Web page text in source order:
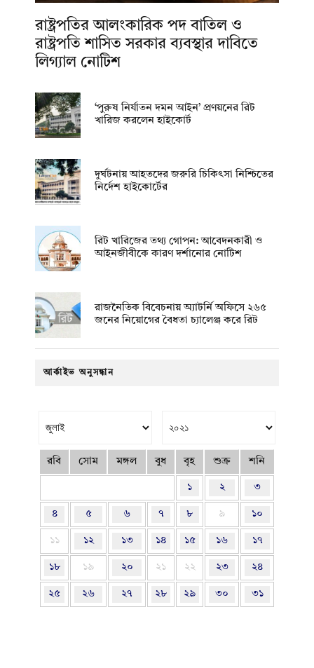
রাষ্ট্রপতির আলংকারিক পদ বাতিল ও
রাষ্ট্রপতি শাসিত সরকার ব্যবস্থার দাবিতে
লিগ্যাল নোটিশ
‘পুরুষ নির্যাতন দমন আইন’ প্রণয়নের রিট
খারিজ করলেন হাইকোর্ট
দুর্ঘটনায় আহতদের জরুরি চিকিৎসা নিশ্চিতের
নির্দেশ হাইকোর্টের
রিট খারিজের তথ্য গোপন: আবেদনকারী ও
আইনজীবীকে কারণ দর্শানোর নোটিশ
রাজনৈতিক বিবেচনায় অ‍্যাটর্নি অফিসে ২৬৫
জনের নিয়োগের বৈধতা চ্যালেঞ্জ করে রিট
আর্কাইভ অনুসন্ধান
রবি সোম মঙ্গল বুধ বৃহ শুক্র শনি
১ ২ ৩
৪ ৫ ৬ ৭ ৮ ৯ ১০
১১ ১২ ১৩ ১৪ ১৫ ১৬ ১৭
১৮ ১৯ ২০ ২১ ২২ ২৩ ২৪
২৫ ২৬ ২৭ ২৮ ২৯ ৩০ ৩১